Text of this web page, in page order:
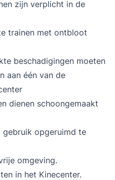
zijn verplicht in de
trainen met ontbloot
beschadigingen moeten
aan één van de
dienen schoongemaakt
gebruik opgeruimd te
omgeving.
in het Kinecenter.